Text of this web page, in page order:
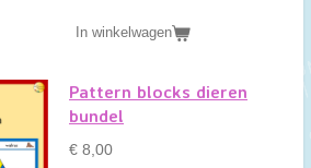
In winkelwagen
Pattern blocks dieren
bundel
€ 8,00